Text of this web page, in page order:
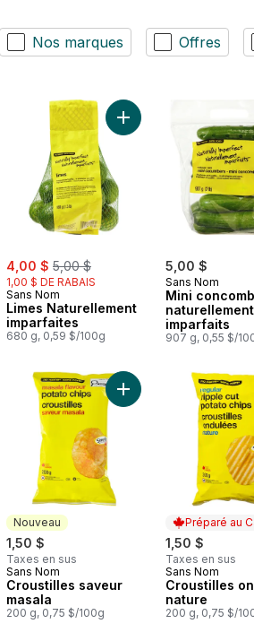
Nos marques Offres
sale:
4,00 $ , formerly:
5,00 $
1,00 $ DE RABAIS
Sans Nom
Limes Naturellement
imparfaites
680 g, 0,59 $/100g
Ajouter Limes
5,00 $
Sans Nom
Mini
naturellement
imparfaits
907 g, 0,55 $/
Nouveau
1,50 $
Taxes en sus
Nouveau
Sans Nom
Croustilles saveur
masala
200 g, 0,75 $/100g
Ajouter Croustilles
Préparé au
1,50 $
Taxes en sus
Préparé au
Sans Nom
Croustilles
nature
200 g, 0,75 $/